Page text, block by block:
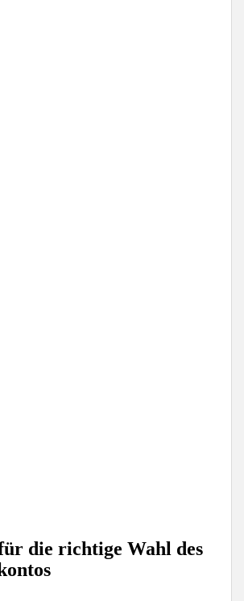
die richtige Wahl des